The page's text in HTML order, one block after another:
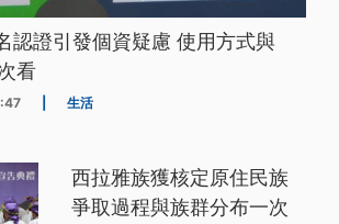
認證引發個資疑慮 使用方式與
看
生活
西拉雅族獲核定原住民族
爭取過程與族群分布一次